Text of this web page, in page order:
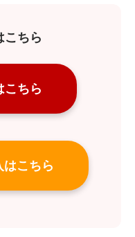
こちら
こちら
こちら